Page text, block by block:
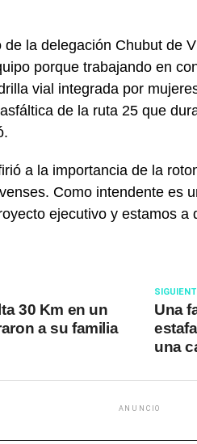
la delegación Chubut de
porque trabajando en
vial integrada por
de la ruta 25 que
a la importancia de la
Como intendente es
ejecutivo y estamos a
Una
una
30 Km en un
a su familia
ANUNCIO